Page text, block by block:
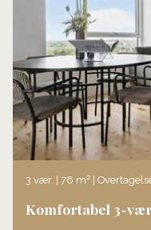
3 vær. | 76 m² |
Komfortabel 3-